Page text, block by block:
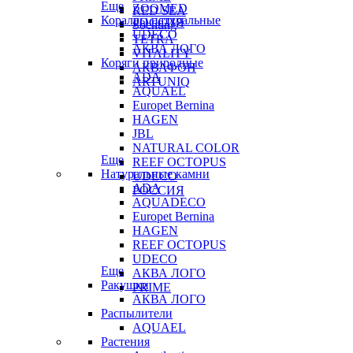
RED SEA
Sochting
TETRA
VITALITY
АКВАФОН
ARTUNIQ
ZOOMED
РОССИЯ
Еще
Кораллы натуральные
UDECO
АКВА ЛОГО
Коряги природные
ADA
AQUAEL
Europet Bernina
HAGEN
JBL
NATURAL COLOR
REEF OCTOPUS
UDECO
РОССИЯ
Еще
Натуральные камни
ADA
AQUADECO
Europet Bernina
HAGEN
REEF OCTOPUS
UDECO
АКВА ЛОГО
PRIME
Еще
Ракушки
АКВА ЛОГО
Распылители
AQUAEL
Растения